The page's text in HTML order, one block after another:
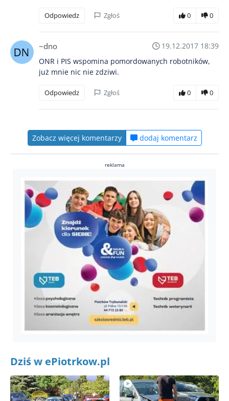
Odpowiedz Zgłoś 0 0
~dno
19.12.2017 18:39
ONR i PIS wspomina pomordowanych robotników,
już mnie nic nie zdziwi.
Odpowiedz Zgłoś 0 0
Zobacz więcej komentarzy dodaj komentarz
reklama
Dziś w ePiotrkow.pl